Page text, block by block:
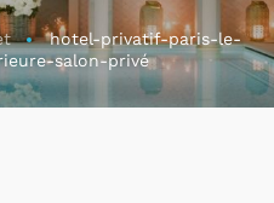
hotel-privatif-paris-le-
salon-privé